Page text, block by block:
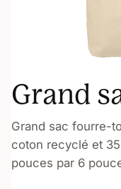
Grand
Grand sac fourre-
coton recyclé et
pouces par 6